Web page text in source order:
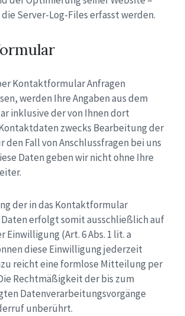
Server-Log-Files erfasst werden.
Kontaktformular Anfragen
werden Ihre Angaben aus dem
inklusive der von Ihnen dort
zwecks Bearbeitung der
den Fall von Anschlussfragen bei uns
Daten geben wir nicht ohne Ihre
der in das Kontaktformular
erfolgt somit ausschließlich auf
Einwilligung (Art. 6 Abs. 1 lit. a
diese Einwilligung jederzeit
reicht eine formlose Mitteilung per
Rechtmäßigkeit der bis zum
Datenverarbeitungsvorgänge
unberührt.